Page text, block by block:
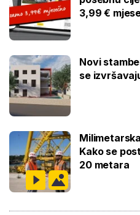
3,99 €
Novi
se
Kako se
20 metara